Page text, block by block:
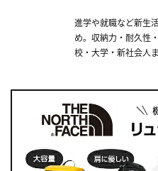
進学や就職など新生
め。収納力・耐久性
校・大学・新社会人